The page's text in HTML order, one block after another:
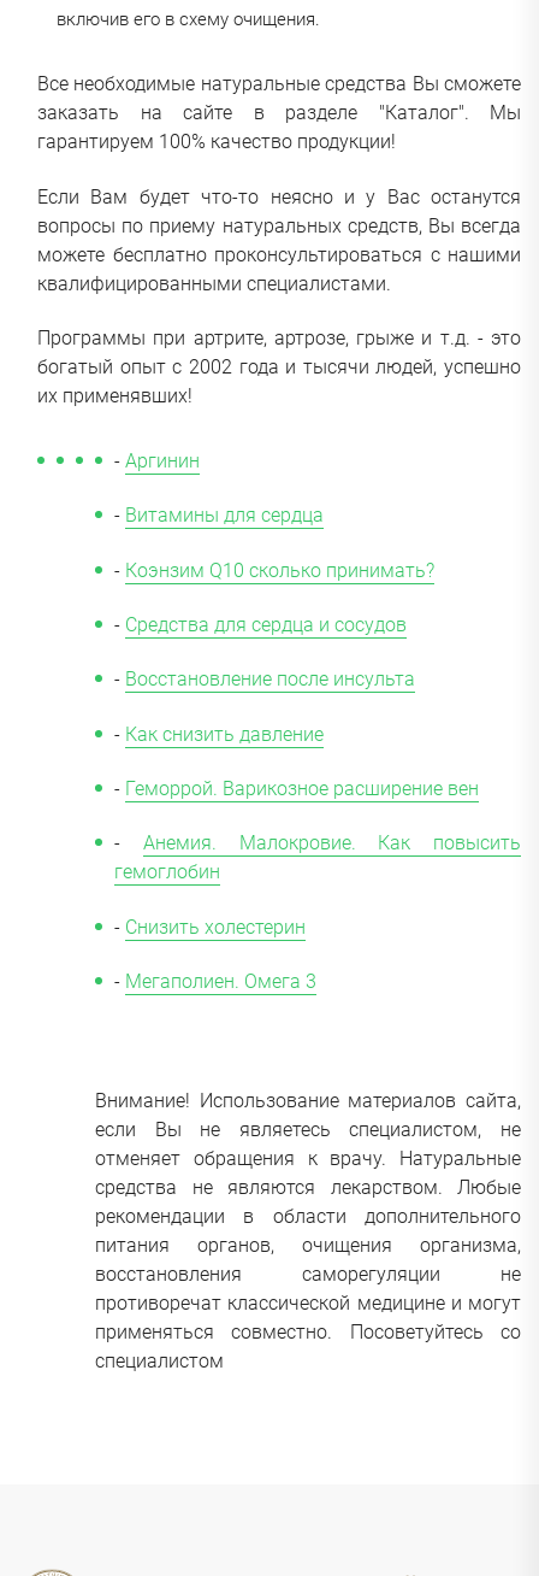
включив его в схему очищения.
Все необходимые натуральные средства Вы сможете
заказать на сайте в разделе "Каталог". Мы
гарантируем 100% качество продукции!
Если Вам будет что-то неясно и у Вас останутся
вопросы по приему натуральных средств, Вы всегда
можете бесплатно проконсультироваться с нашими
квалифицированными специалистами.
Программы при артрите, артрозе, грыже и т.д. - это
богатый опыт с 2002 года и тысячи людей, успешно
их применявших!
- Аргинин
- Витамины для сердца
- Коэнзим Q10 сколько принимать?
- Средства для сердца и сосудов
- Восстановление после инсульта
- Как снизить давление
- Геморрой. Варикозное расширение вен
- Анемия. Малокровие. Как повысить
гемоглобин
- Снизить холестерин
- Мегаполиен. Омега 3
Внимание! Использование материалов сайта,
если Вы не являетесь специалистом, не
отменяет обращения к врачу. Натуральные
средства не являются лекарством. Любые
рекомендации в области дополнительного
питания органов, очищения организма,
восстановления саморегуляции не
противоречат классической медицине и могут
применяться совместно. Посоветуйтесь со
специалистом